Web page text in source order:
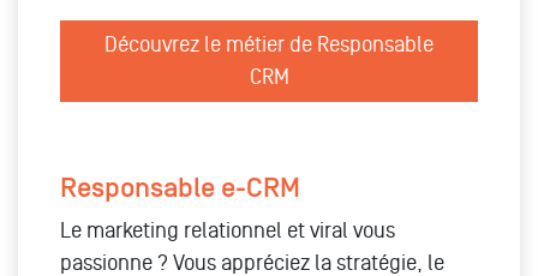
Découvrez le métier de Responsable
CRM
Responsable e-CRM
Le marketing relationnel et viral vous
passionne ? Vous appréciez la stratégie, le